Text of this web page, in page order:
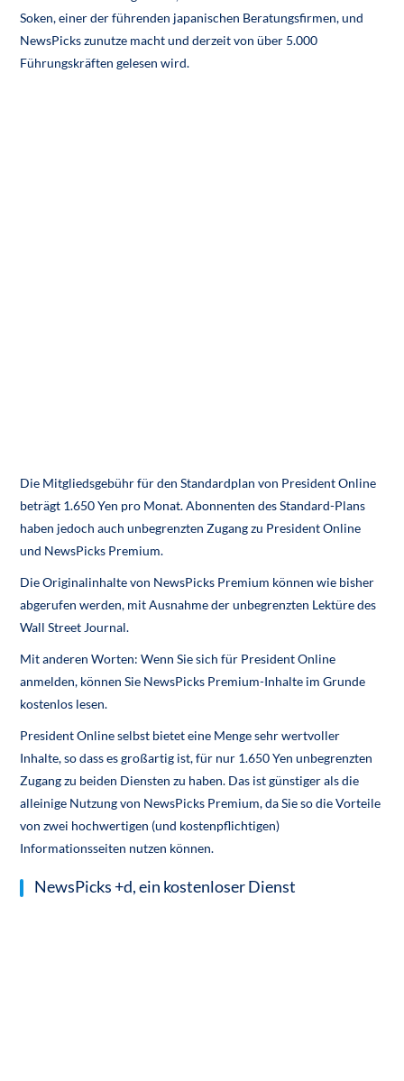
Soken, einer der führenden japanischen Beratungsfirmen, und
NewsPicks zunutze macht und derzeit von über 5.000
Führungskräften gelesen wird.
Die Mitgliedsgebühr für den Standardplan von President Online
beträgt 1.650 Yen pro Monat. Abonnenten des Standard-Plans
haben jedoch auch unbegrenzten Zugang zu President Online
und NewsPicks Premium.
Die Originalinhalte von NewsPicks Premium können wie bisher
abgerufen werden, mit Ausnahme der unbegrenzten Lektüre des
Wall Street Journal.
Mit anderen Worten: Wenn Sie sich für President Online
anmelden, können Sie NewsPicks Premium-Inhalte im Grunde
kostenlos lesen.
President Online selbst bietet eine Menge sehr wertvoller
Inhalte, so dass es großartig ist, für nur 1.650 Yen unbegrenzten
Zugang zu beiden Diensten zu haben. Das ist günstiger als die
alleinige Nutzung von NewsPicks Premium, da Sie so die Vorteile
von zwei hochwertigen (und kostenpflichtigen)
Informationsseiten nutzen können.
NewsPicks +d, ein kostenloser Dienst